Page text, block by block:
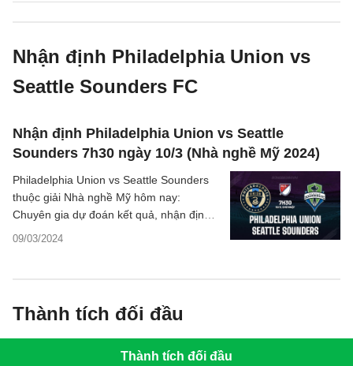
Nhận định Philadelphia Union vs
Seattle Sounders FC
Nhận định Philadelphia Union vs Seattle
Sounders 7h30 ngày 10/3 (Nhà nghề Mỹ 2024)
09/03/2024
Philadelphia Union vs Seattle Sounders
thuộc giải Nhà nghề Mỹ hôm nay:
Chuyên gia dự đoán kết quả, nhận định
bóng đá chi tiết, thống kê - phân tích tỷ
Thành tích đối đầu
Thành tích đối đầu